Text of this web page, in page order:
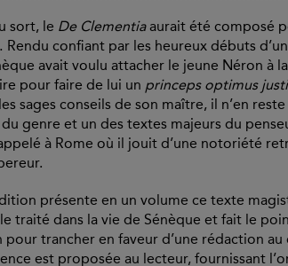
sort, le De Clementiaaurait été composé
confiant par les heureux débuts
avait voulu attacher le jeune Néron
pour faire de lui un princeps optimus
sages conseils de son maître, il n’en
genre et un des textes majeurs du
à Rome où il jouit d’une notoriété
présente en un volume ce texte
traité dans la vie de Sénèque et fait le
pour trancher en faveur d’une rédaction
est proposée au lecteur, fournissant